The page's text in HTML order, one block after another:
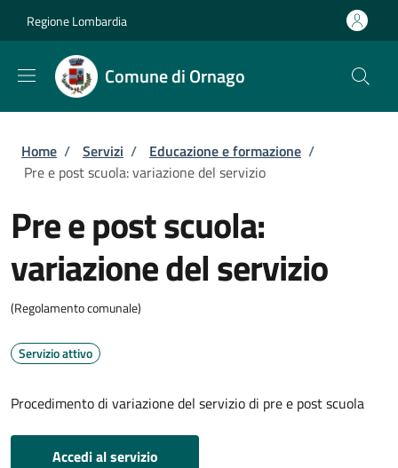
Regione Lombardia
Comune di Ornago
Briciole di pane
Home / Servizi / Educazione e formazione /
Pre e post scuola: variazione del servizio
Pre e post scuola:
variazione del servizio
(Regolamento comunale)
Servizio attivo
Procedimento di variazione del servizio di pre e post scuola
Accedi al servizio